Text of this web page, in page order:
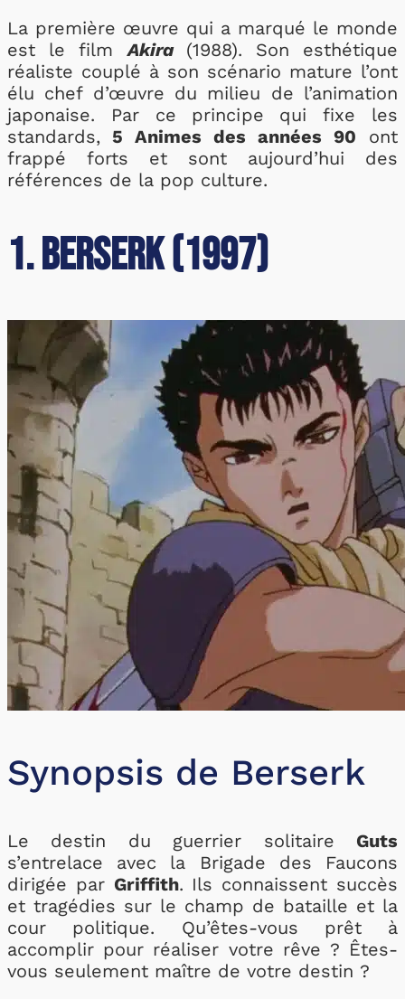
La première œuvre qui a marqué le monde
est le filmAkira
(1988). Son esthétique
réaliste couplé à son scénario mature l’ont
élu chef d’œuvre du milieu de l’animation
japonaise. Par ce principe qui fixe les
standards, 5 Animes des années 90 ont
frappé forts et sont aujourd’hui des
références de la pop culture.
1. Berserk (1997)
Synopsis de Berserk
Le destin du guerrier solitaire Guts
s’entrelace avec la Brigade des Faucons
dirigée par Griffith. Ils connaissent succès
et tragédies sur le champ de bataille et la
cour politique. Qu’êtes-vous prêt à
accomplir pour réaliser votre rêve ? Êtes-
vous seulement maître de votre destin ?